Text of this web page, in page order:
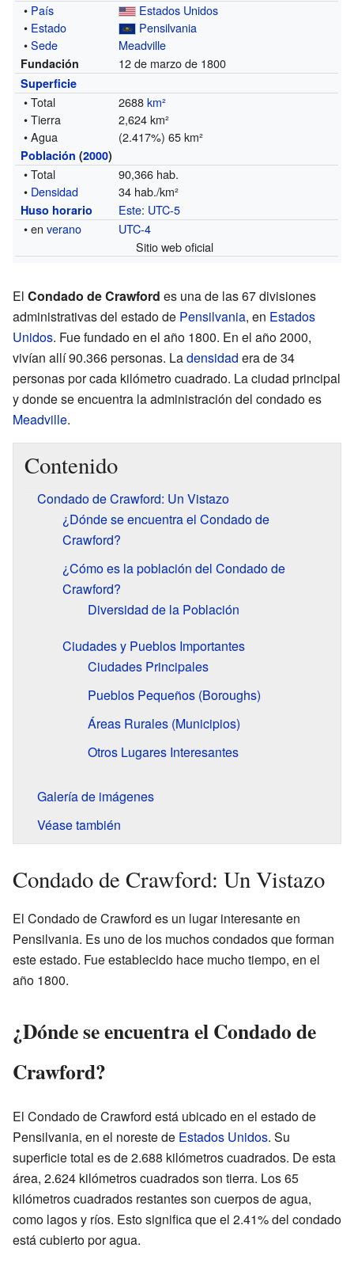
• País
Estados Unidos
• Estado
Pensilvania
•Sede Meadville
Fundación 12 de marzo de 1800
Superficie
• Total 2688km²
• Tierra
2,624 km²
• Agua
(2.417%) 65 km²
Población (2000)
• Total
90,366 hab.
• Densidad 34 hab./km²
Huso horario Este: UTC-5
• enverano
UTC-4
Sitio web oficial
El Condado de Crawford es una de las 67 divisiones
administrativas del estado de Pensilvania, en Estados
Unidos. Fue fundado en el año 1800. En el año 2000,
vivían allí 90.366 personas. Ladensidad era de 34
personas por cada kilómetro cuadrado. La ciudad principal
y donde se encuentra la administración del condado es
Meadville.
Contenido
Condado de Crawford: Un Vistazo
¿Dónde se encuentra el Condado de
Crawford?
¿Cómo es la población del Condado de
Crawford?
Diversidad de la Población
Ciudades y Pueblos Importantes
Ciudades Principales
Pueblos Pequeños (Boroughs)
Áreas Rurales (Municipios)
Otros Lugares Interesantes
Galería de imágenes
Véase también
Condado de Crawford: Un Vistazo
El Condado de Crawford es un lugar interesante en
Pensilvania. Es uno de los muchos condados que forman
este estado. Fue establecido hace mucho tiempo, en el
año 1800.
¿Dónde se encuentra el Condado de
Crawford?
El Condado de Crawford está ubicado en el estado de
Pensilvania, en el noreste de Estados Unidos. Su
superficie total es de 2.688 kilómetros cuadrados. De esta
área, 2.624 kilómetros cuadrados son tierra. Los 65
kilómetros cuadrados restantes son cuerpos de agua,
como lagos y ríos. Esto significa que el 2.41% del condado
está cubierto por agua.